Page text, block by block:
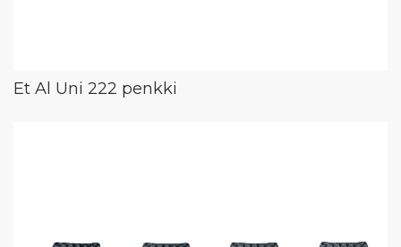
Et Al Uni 222 penkki